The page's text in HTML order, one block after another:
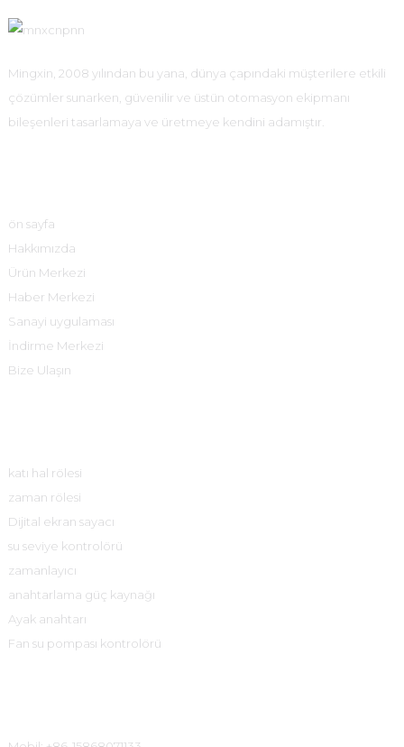
Mingxin, 2008 yılından bu yana, dünya çapındaki müşterilere etkili
çözümler sunarken, güvenilir ve üstün otomasyon ekipmanı
bileşenleri tasarlamaya ve üretmeye kendini adamıştır.
ön sayfa
Hakkımızda
Ürün Merkezi
Haber Merkezi
Sanayi uygulaması
İndirme Merkezi
Bize Ulaşın
katı hal rölesi
zaman rölesi
Dijital ekran sayacı
su seviye kontrolörü
zamanlayıcı
anahtarlama güç kaynağı
Ayak anahtarı
Fan su pompası kontrolörü